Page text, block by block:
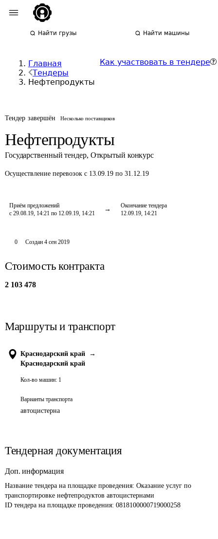
Найти грузы Найти машины
Главная
Тендеры
Нефтепродукты
Как участвовать в тендере
Тендер завершён Несколько поставщиков
Нефтепродукты
Государственный тендер, Открытый конкурс
Осуществление перевозок с 13.09.19 по 31.12.19
Приём предложений
с 29.08.19, 14:21 по 12.09.19, 14:21
Окончание тендера
12.09.19, 14:21
0 Создан 4 сен 2019
Стоимость контракта
2 103 478
Маршруты и транспорт
Краснодарский край
→
Краснодарский край
Кол-во машин: 1
Варианты транспорта
автоцистерна
Тендерная документация
Доп. информация
Название тендера на площадке проведения: Оказание услуг по
транспортировке нефтепродуктов автоцистернами
ID тендера на площадке проведения: 0818100000719000258